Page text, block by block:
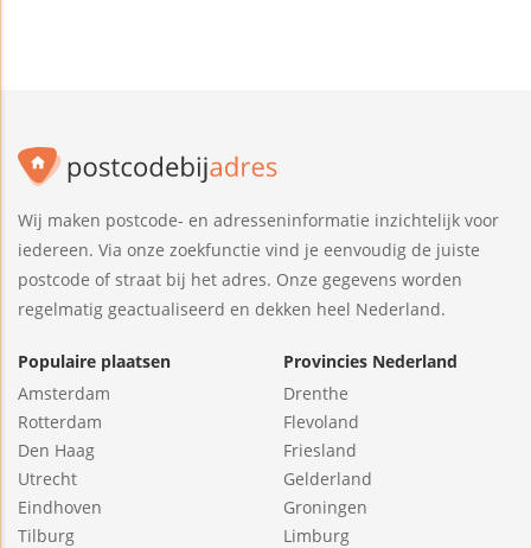
Wij maken postcode- en adresseninformatie inzichtelijk voor
iedereen. Via onze zoekfunctie vind je eenvoudig de juiste
postcode of straat bij het adres. Onze gegevens worden
regelmatig geactualiseerd en dekken heel Nederland.
Populaire plaatsen
Amsterdam
Rotterdam
Den Haag
Utrecht
Eindhoven
Tilburg
Provincies Nederland
Drenthe
Flevoland
Friesland
Gelderland
Groningen
Limburg